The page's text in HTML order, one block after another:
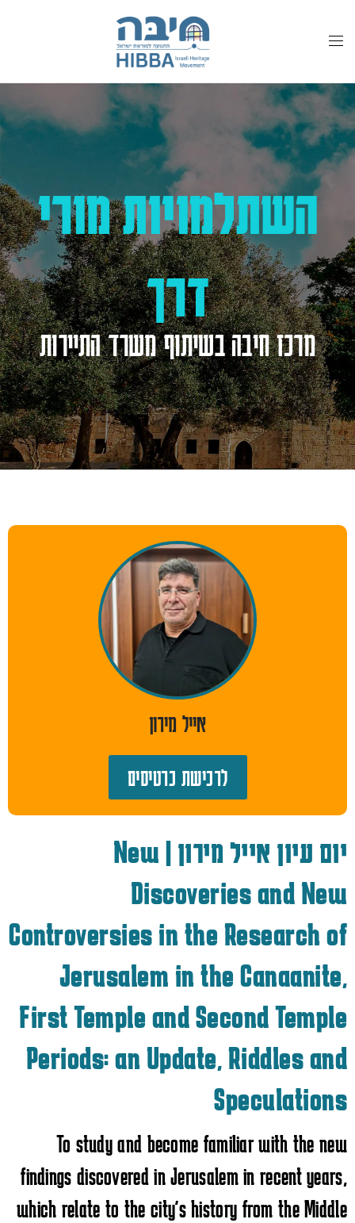
השתלמויות מורי
דרך
מרכז חיבה בשיתוף משרד התיירות
אייל מירון
לרכישת כרטיסים
יום עיון אייל מירון | New
Discoveries and New
Controversies in the Research of
Jerusalem in the Canaanite,
First Temple and Second Temple
Periods: an Update, Riddles and
Speculations
To study and become familiar with the new
findings discovered in Jerusalem in recent years,
which relate to the city's history from the Middle